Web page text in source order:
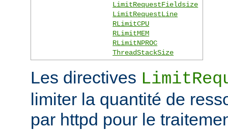
LimitRequestFieldsize
LimitRequestLine
RLimitCPU
RLimitMEM
RLimitNPROC
ThreadStackSize
Les directives
limiter la quantité de
par httpd pour le